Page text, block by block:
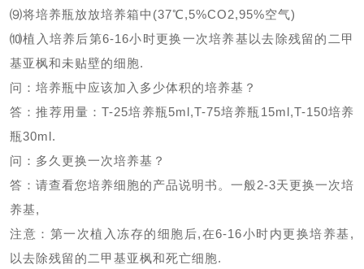
⑼将培养瓶放放培养箱中 (37℃,5%CO2,95%空气)
⑽植入培养后第6-16小时更换一次培养基以去除残留的二甲
基亚枫和未贴壁的细胞.
问：培养瓶中应该加入多少体积的培养基？
答：推荐用量：T-25培养瓶5ml,T-75培养瓶 15ml,T-150培养
瓶30ml.
问：多久更换一次培养基？
答：请查看您培养细胞的产品说明书。一般2-3天更换一次培
养基,
注意：第一次植入冻存的细胞后,在6-16小时内更换培养基 ,
以去除残留的二甲基亚枫和死亡细胞.